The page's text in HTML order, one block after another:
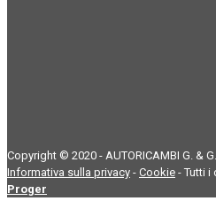
Copyright © 2020 - AUTORICAMBI G. &
Informativa sulla privacy - Cookie - Tutti i
Proger